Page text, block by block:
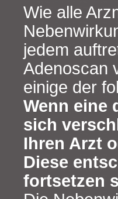
Wie alle
jedem
Adenoscan
einige der
Wenn eine
sich
Ihren Arzt
Diese
fortsetzen